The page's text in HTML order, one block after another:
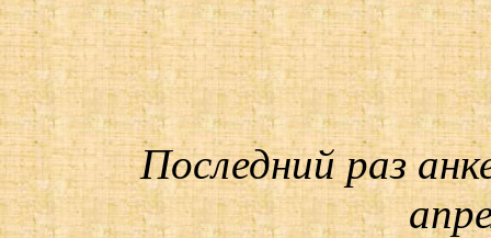
Последний раз